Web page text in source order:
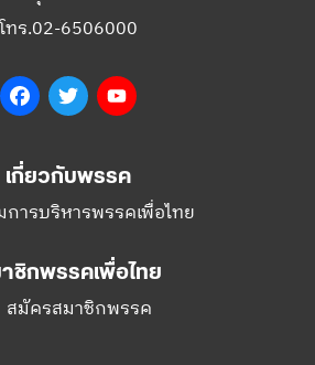
โทร.02-6506000
FacebookTwitter
เกี่ยวกับพรรค
การบริหารพรรคเพื่อไทย
ชิกพรรคเพื่อไทย
สมัครสมาชิกพรรค